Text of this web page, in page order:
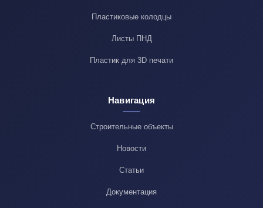
Пластиковые колодцы
Листы ПНД
Пластик для 3D печати
Навигация
Строительные объекты
Новости
Статьи
Документация